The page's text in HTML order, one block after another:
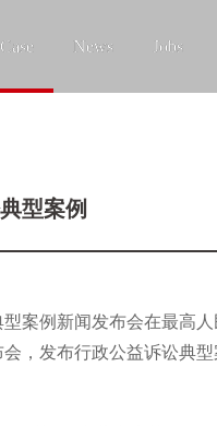
Case News Jobs
型案例
案例新闻发布会在最高人
，发布行政公益诉讼典型